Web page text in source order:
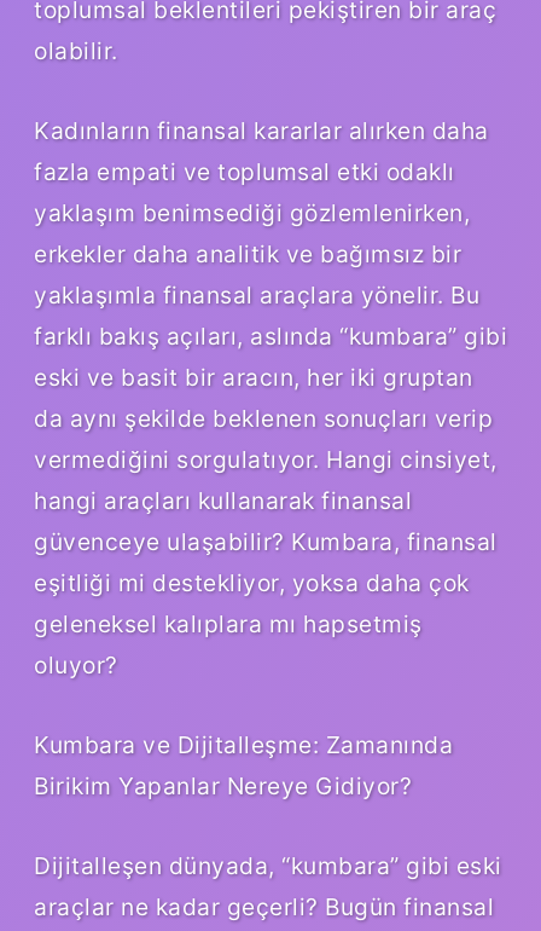
toplumsal beklentileri pekiştiren bir araç
olabilir.
Kadınların finansal kararlar alırken daha
fazla empati ve toplumsal etki odaklı
yaklaşım benimsediği gözlemlenirken,
erkekler daha analitik ve bağımsız bir
yaklaşımla finansal araçlara yönelir. Bu
farklı bakış açıları, aslında “kumbara” gibi
eski ve basit bir aracın, her iki gruptan
da aynı şekilde beklenen sonuçları verip
vermediğini sorgulatıyor. Hangi cinsiyet,
hangi araçları kullanarak finansal
güvenceye ulaşabilir? Kumbara, finansal
eşitliği mi destekliyor, yoksa daha çok
geleneksel kalıplara mı hapsetmiş
oluyor?
Kumbara ve Dijitalleşme: Zamanında
Birikim Yapanlar Nereye Gidiyor?
Dijitalleşen dünyada, “kumbara” gibi eski
araçlar ne kadar geçerli? Bugün finansal